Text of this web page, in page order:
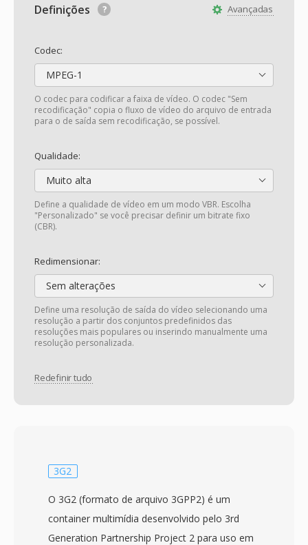
Avançadas
Definições
Codec:
MPEG-1
O codec para codificar a faixa de vídeo. O codec "Sem
recodificação" copia o fluxo de vídeo do arquivo de entrada
para o de saída sem recodificação, se possível.
Qualidade:
Muito alta
Define a qualidade de vídeo em um modo VBR. Escolha
"Personalizado" se você precisar definir um bitrate fixo
(CBR).
Redimensionar:
Sem alterações
Define uma resolução de saída do vídeo selecionando uma
resolução a partir dos conjuntos predefinidos das
resoluções mais populares ou inserindo manualmente uma
resolução personalizada.
Redefinir tudo
3G2
O 3G2 (formato de arquivo 3GPP2) é um
container multimídia desenvolvido pelo 3rd
Generation Partnership Project 2 para uso em